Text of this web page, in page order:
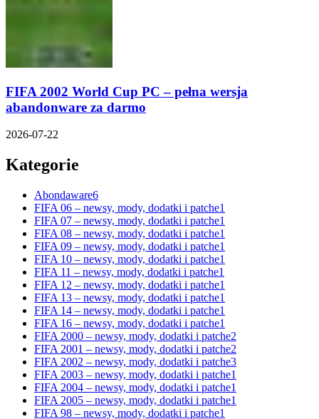
FIFA 2002 World Cup PC – pełna wersja
abandonware za darmo
2026-07-22
Kategorie
Abondaware6
FIFA 06 – newsy, mody, dodatki i patche1
FIFA 07 – newsy, mody, dodatki i patche1
FIFA 08 – newsy, mody, dodatki i patche1
FIFA 09 – newsy, mody, dodatki i patche1
FIFA 10 – newsy, mody, dodatki i patche1
FIFA 11 – newsy, mody, dodatki i patche1
FIFA 12 – newsy, mody, dodatki i patche1
FIFA 13 – newsy, mody, dodatki i patche1
FIFA 14 – newsy, mody, dodatki i patche1
FIFA 16 – newsy, mody, dodatki i patche1
FIFA 2000 – newsy, mody, dodatki i patche2
FIFA 2001 – newsy, mody, dodatki i patche2
FIFA 2002 – newsy, mody, dodatki i patche3
FIFA 2003 – newsy, mody, dodatki i patche1
FIFA 2004 – newsy, mody, dodatki i patche1
FIFA 2005 – newsy, mody, dodatki i patche1
FIFA 98 – newsy, mody, dodatki i patche1